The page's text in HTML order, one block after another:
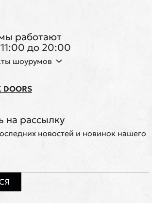
работают
до 20:00
шоурумов
DOORS
на рассылку
новостей и новинок нашего